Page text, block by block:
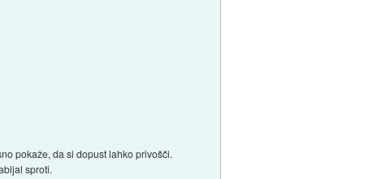
pokaže, da si dopust lahko privošči.
sproti.